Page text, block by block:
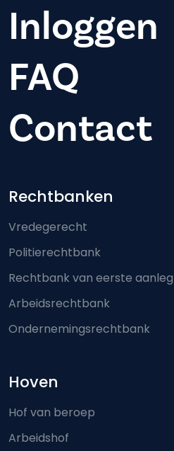
Inloggen
FAQ
Contact
Footer-menu
Rechtbanken
Vredegerecht
Politierechtbank
Rechtbank van eerste aanleg
Arbeidsrechtbank
Ondernemingsrechtbank
Hoven
Hof van beroep
Arbeidshof